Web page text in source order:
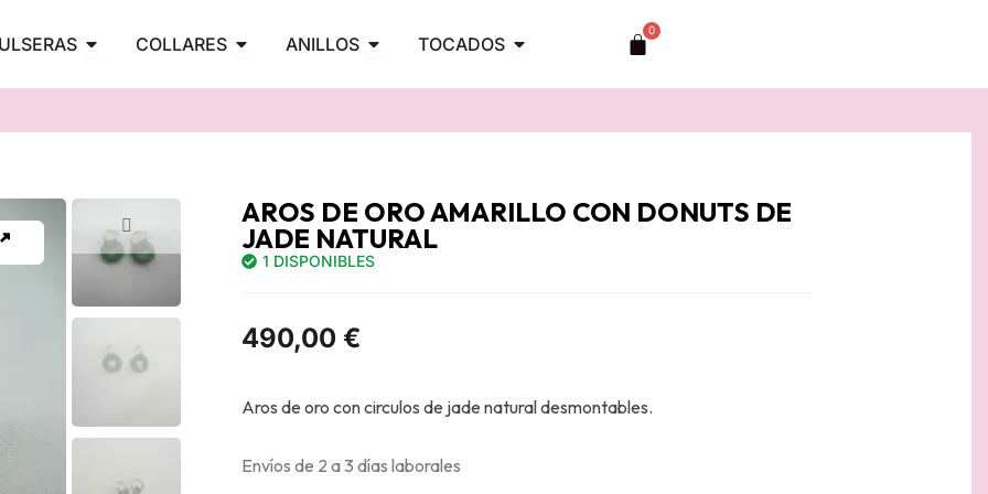
Abrir PULSERAS
COLLARES Abrir COLLARES
ANILLOS Abrir ANILLOS
TOCADOS Abrir TOCADOS 0
Carrito
AROS DE ORO AMARILLO CON DONUTS DE
JADE NATURAL
1 DISPONIBLES
490,00 €
Aros de oro con circulos de jade natural desmontables.
Envíos de 2 a 3 días laborales